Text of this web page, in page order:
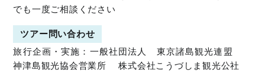
でも一度ご相談ください
ツアー問い合わせ
旅行企画・実施：一般社団法人 東京諸島観光連盟
神津島観光協会営業所 株式会社こうづしま観光公社